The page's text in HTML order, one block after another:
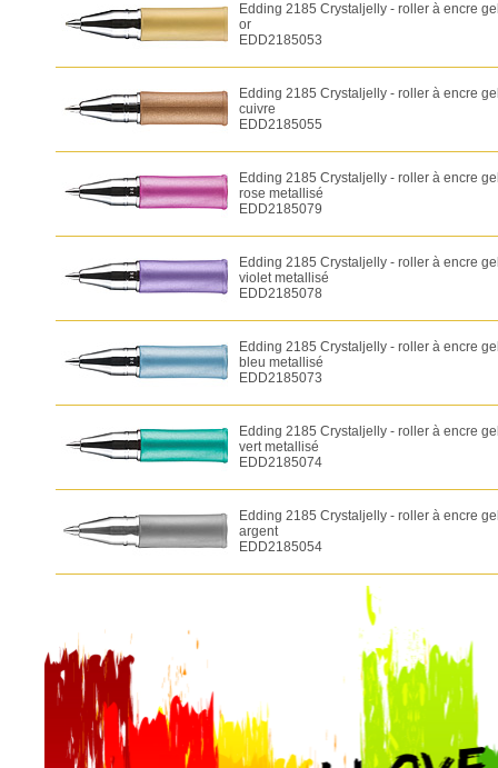
Edding 2185 Crystaljelly - roller à encre
or
EDD2185053
Edding 2185 Crystaljelly - roller à encre
cuivre
EDD2185055
Edding 2185 Crystaljelly - roller à encre
rose metallisé
EDD2185079
Edding 2185 Crystaljelly - roller à encre
violet metallisé
EDD2185078
Edding 2185 Crystaljelly - roller à encre
bleu metallisé
EDD2185073
Edding 2185 Crystaljelly - roller à encre
vert metallisé
EDD2185074
Edding 2185 Crystaljelly - roller à encre
argent
EDD2185054